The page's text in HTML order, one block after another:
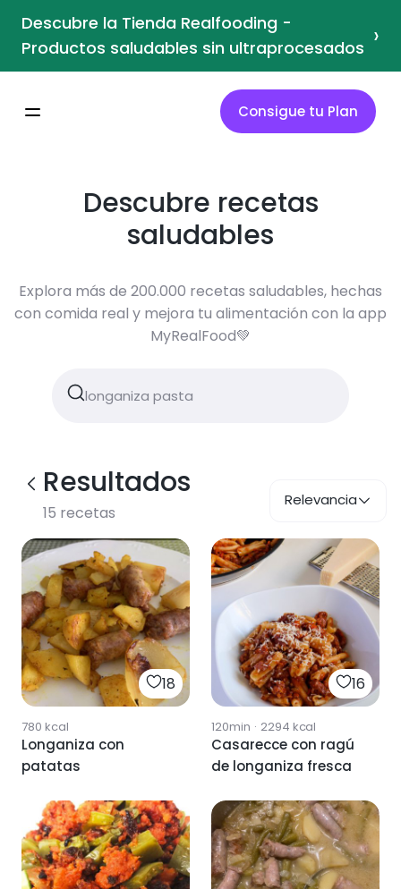
Descubre la Tienda Realfooding -
Productos saludables sin ultraprocesados ›
Consigue tu Plan
Descubre recetas
saludables
Explora más de 200.000 recetas saludables, hechas
con comida real y mejora tu alimentación con la app
MyRealFood💚
Resultados
15 recetas
Relevancia
18
780 kcal
Longaniza con
patatas
16
120min · 2294 kcal
Casarecce con ragú
de longaniza fresca